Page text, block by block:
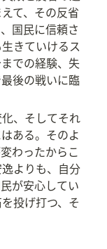
て、その反省
国民に信頼さ
きていけるス
での経験、失
後の戦いに臨
、そしてそれ
ある。そのよ
わったからこ
よりも、自分
が安心してい
投げ打つ、そ